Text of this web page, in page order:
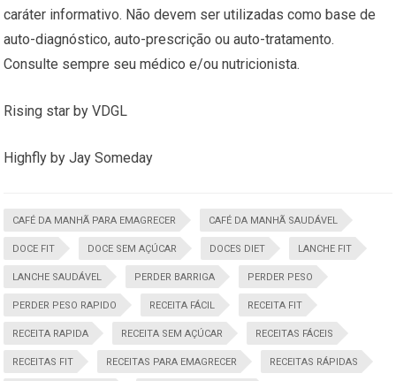
caráter informativo. Não devem ser utilizadas como base de
auto-diagnóstico, auto-prescrição ou auto-tratamento.
Consulte sempre seu médico e/ou nutricionista.
Rising star by VDGL
Highfly by Jay Someday
CAFÉ DA MANHÃ PARA EMAGRECER CAFÉ DA MANHÃ SAUDÁVEL
DOCE FIT DOCE SEM AÇÚCAR DOCES DIET LANCHE FIT
LANCHE SAUDÁVEL PERDER BARRIGA PERDER PESO
PERDER PESO RAPIDO RECEITA FÁCIL RECEITA FIT
RECEITA RAPIDA RECEITA SEM AÇÚCAR RECEITAS FÁCEIS
RECEITAS FIT RECEITAS PARA EMAGRECER RECEITAS RÁPIDAS